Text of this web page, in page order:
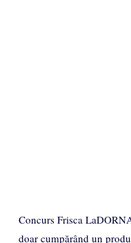
Concurs Frisca
doar cumpărând un